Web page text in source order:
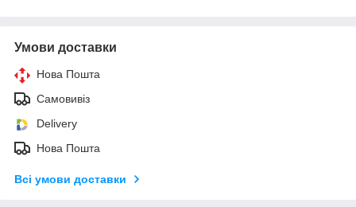
Умови доставки
Нова Пошта
Самовивіз
Delivery
Нова Пошта
Всі умови доставки